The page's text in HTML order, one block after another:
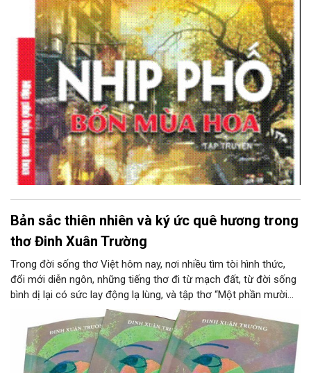
“Phố thời gian và ô cửa gió” (NXB Văn học, 2025)… mới đây, nhà
thơ, nhà báo Vương Tâm tiếp tục ra mắt bạn đọc tập bút ký
“Nhịp phố bốn mùa hoa” (NXB Hà Nội, 2026). Trong cuốn sách
này, tác giả tập trung khắc họa những đường phố Hà Nội xưa và
nay, đặc biệt là những phố cổ mang tên “Hàng” gắn với lịch sử,
văn hóa và hồn cốt của Thăng Long - Kẻ Chợ.
Bản sắc thiên nhiên và ký ức quê hương trong
thơ Đinh Xuân Trường
Trong đời sống thơ Việt hôm nay, nơi nhiều tìm tòi hình thức,
đổi mới diễn ngôn, những tiếng thơ đi từ mạch đất, từ đời sống
bình dị lại có sức lay động lạ lùng, và tập thơ “Một phần mười
giây” (NXB Hội Nhà văn, 2025) của tác giả Đinh Xuân Trường là
một tập thơ như thế.